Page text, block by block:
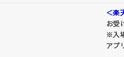
＜楽
お受
※入
アプ